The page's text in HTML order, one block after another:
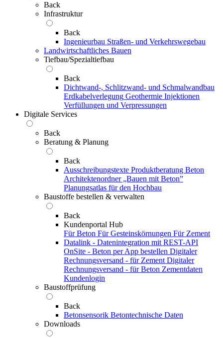
Back
Infrastruktur
Back
Ingenieurbau Straßen- und Verkehrswegebau
Landwirtschaftliches Bauen
Tiefbau/Spezialtiefbau
Back
Dichtwand-, Schlitzwand- und Schmalwandbau
Erdkabelverlegung Geothermie Injektionen
Verfüllungen und Verpressungen
Digitale Services
Back
Beratung & Planung
Back
Ausschreibungstexte Produktberatung Beton
Architektenordner „Bauen mit Beton”
Planungsatlas für den Hochbau
Baustoffe bestellen & verwalten
Back
Kundenportal Hub
Für Beton Für Gesteinskörnungen Für Zement
Datalink - Datenintegration mit REST-API
OnSite - Beton per App bestellen Digitaler
Rechnungsversand - für Zement Digitaler
Rechnungsversand - für Beton Zementdaten
Kundenlogin
Baustoffprüfung
Back
Betonsensorik Betontechnische Daten
Downloads